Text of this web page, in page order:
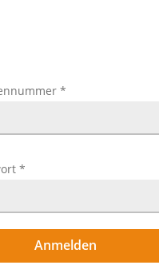
*
*
Anmelden
konform), Dichtungen
-20°C bis +120°C
für den Kontakt mit